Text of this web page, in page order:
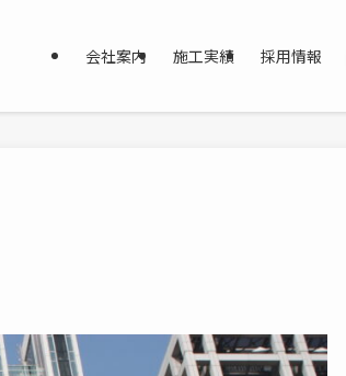
会社案内 施工実績 採用情報